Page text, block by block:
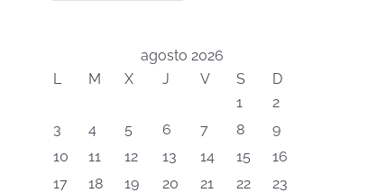
agosto 2026
L
M X J V S
D
1
2
3
4 5 6 7 8
9
10
11 12 13 14 15
16
17
18 19 20 21 22
23